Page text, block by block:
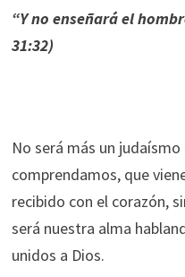
“Y no enseñará el
31:32)
No será más un
comprendamos, que
recibido con el corazón,
será nuestra alma
unidos a Dios.